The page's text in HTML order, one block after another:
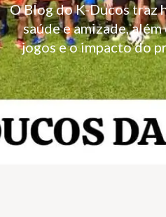
O Blog do K-Ducos traz
saúde e amizade,
jogos e o impacto do